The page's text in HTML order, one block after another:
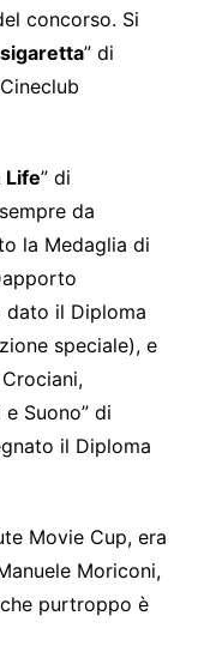
concorso. Si
” di
Life” di
da
la Medaglia di
dato il Diploma
speciale), e
Suono” di
il Diploma
Movie Cup, era
Moriconi,
purtroppo è